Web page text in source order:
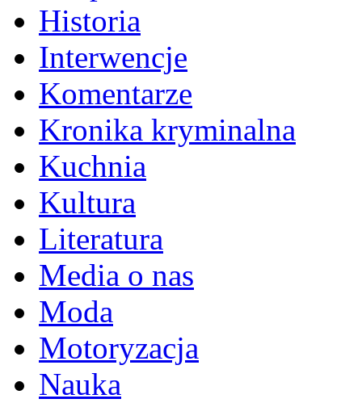
Historia
Interwencje
Komentarze
Kronika kryminalna
Kuchnia
Kultura
Literatura
Media o nas
Moda
Motoryzacja
Nauka